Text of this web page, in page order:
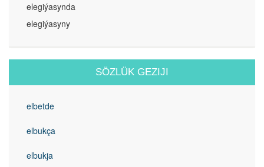
elegiýasynda
elegiýasyny
SÖZLÜK GEZIJI
elbetde
elbukça
elbukja